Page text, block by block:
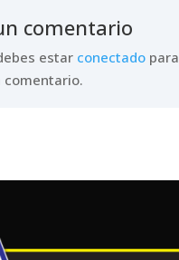
comentario
estar conectadopara
comentario.